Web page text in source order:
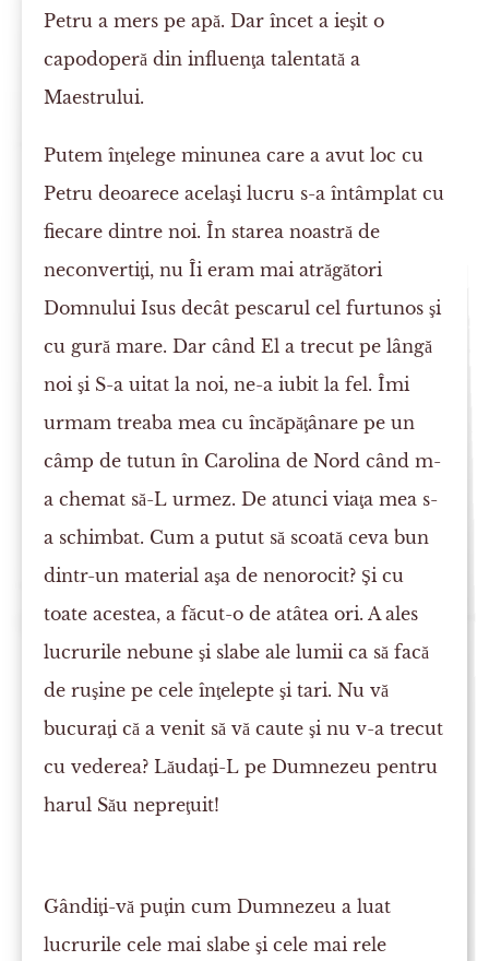
Petru a mers pe apă. Dar încet a ieşit o
capodoperă din influenţa talentată a
Maestrului.
Putem înţelege minunea care a avut loc cu
Petru deoarece acelaşi lucru s-a întâmplat cu
fiecare dintre noi. În starea noastră de
neconvertiţi, nu Îi eram mai atrăgători
Domnului Isus decât pescarul cel furtunos şi
cu gură mare. Dar când El a trecut pe lângă
noi şi S-a uitat la noi, ne-a iubit la fel. Îmi
urmam treaba mea cu încăpăţânare pe un
câmp de tutun în Carolina de Nord când m-
a chemat să-L urmez. De atunci viaţa mea s-
a schimbat. Cum a putut să scoată ceva bun
dintr-un material aşa de nenorocit? Şi cu
toate acestea, a făcut-o de atâtea ori. A ales
lucrurile nebune şi slabe ale lumii ca să facă
de ruşine pe cele înţelepte şi tari. Nu vă
bucuraţi că a venit să vă caute şi nu v-a trecut
cu vederea? Lăudaţi-L pe Dumnezeu pentru
harul Său nepreţuit!
Gândiţi-vă puţin cum Dumnezeu a luat
lucrurile cele mai slabe şi cele mai rele